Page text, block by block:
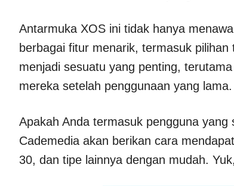
Antarmuka XOS ini tidak hanya
berbagai fitur menarik, termasuk
menjadi sesuatu yang penting,
mereka setelah penggunaan yang lama.
Apakah Anda termasuk pengguna
Cademedia akan berikan cara
30, dan tipe lainnya dengan mudah.